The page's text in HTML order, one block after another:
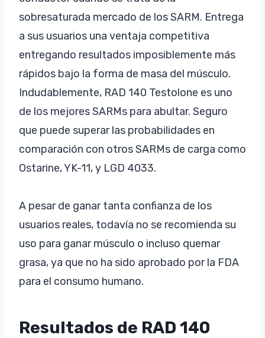
sobresaturada mercado de los SARM. Entrega
a sus usuarios una ventaja competitiva
entregando resultados imposiblemente más
rápidos bajo la forma de masa del músculo.
Indudablemente, RAD 140 Testolone es uno
de los mejores SARMs para abultar. Seguro
que puede superar las probabilidades en
comparación con otros SARMs de carga como
Ostarine, YK-11, y LGD 4033.
A pesar de ganar tanta confianza de los
usuarios reales, todavía no se recomienda su
uso para ganar músculo o incluso quemar
grasa, ya que no ha sido aprobado por la FDA
para el consumo humano.
Resultados de RAD 140